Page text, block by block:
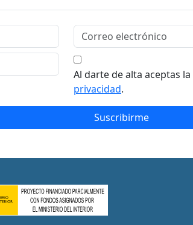
Al darte de alta aceptas la
privacidad.
Suscribirme